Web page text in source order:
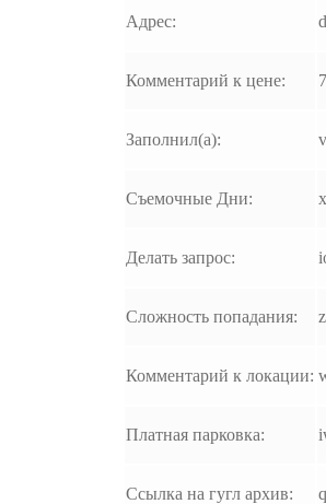
Адрес:
Комментарий к цене:
Заполнил(а):
Съемочные Дни:
Делать запрос:
Сложность попадания:
Комментарий к локации:
Платная парковка:
Ссылка на гугл архив: